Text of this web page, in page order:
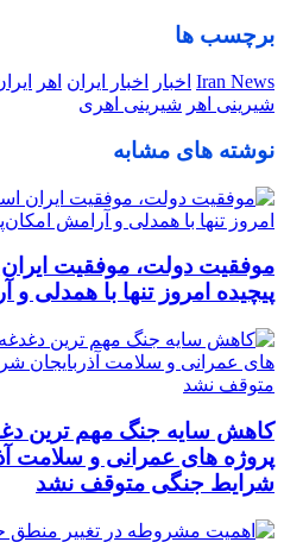
برچسب ها
Iran News اخبار اخبار ایران اهر
شیرینی اهر شیرینی اهری
نوشته های مشابه
موفقیت دولت، موفقیت
پیچیده امروز تنها با همدلی
کاهش سایه جنگ مهم ‌ترین
پروژه ‌های عمرانی و سلامت
شرایط جنگی متوقف نشد